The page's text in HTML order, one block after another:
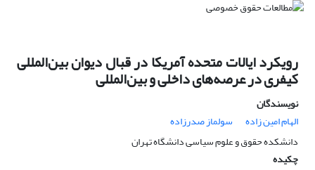
رویکرد ایالات متحده آمریکا در قبال دیوان بین‌المللی
کیفری در عرصه‌های داخلی و بین‌المللی
نویسندگان
الهام امین زاده
سولماز صدرزاده
دانشکده حقوق و علوم سیاسی دانشگاه تهران
چکیده